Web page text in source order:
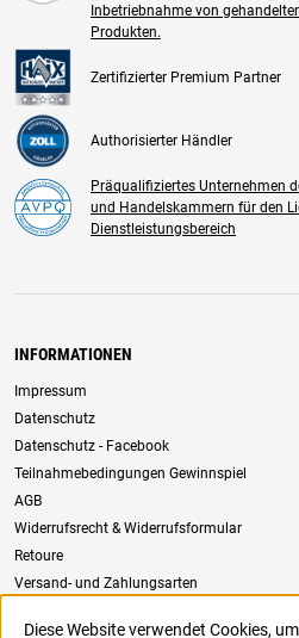
Inbetriebnahme von
Produkten.
Zertifizierter Premium Partner
Authorisierter Händler
Präqualifiziertes Unternehmen
und Handelskammern für den
Dienstleistungsbereich
INFORMATIONEN
Impressum
Datenschutz
Datenschutz - Facebook
Teilnahmebedingungen Gewinnspiel
AGB
Widerrufsrecht & Widerrufsformular
Retoure
Versand- und Zahlungsarten
Diese Website verwendet Cookies,